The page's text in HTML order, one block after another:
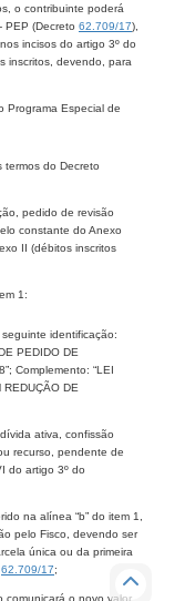
o contribuinte poderá
PEP (Decreto 62.709/17),
incisos do artigo 3º do
inscritos, devendo, para
Programa Especial de
do Decreto
pedido de revisão
constante do Anexo
II (débitos inscritos
1:
identificação:
PEDIDO DE
Complemento: “LEI
DE
ativa, confissão
recurso, pendente de
do artigo 3º do
na alínea “b” do item 1,
pelo Fisco, devendo ser
única ou da primeira
62.709/17;
comunicará o novo valor